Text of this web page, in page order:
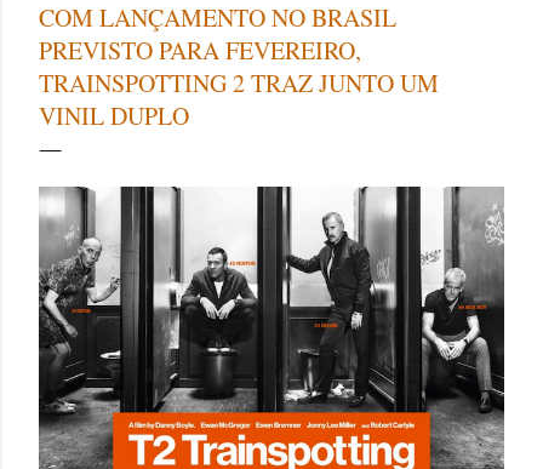
COM LANÇAMENTO NO BRASIL
PREVISTO PARA FEVEREIRO,
TRAINSPOTTING 2 TRAZ JUNTO UM
VINIL DUPLO